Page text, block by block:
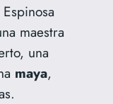
maestra
una
maya,